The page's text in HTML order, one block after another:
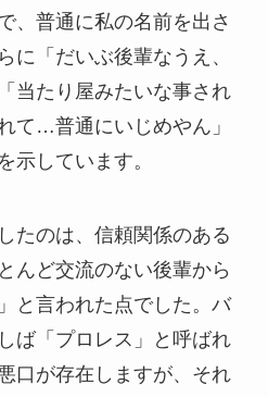
、普通に私の名前を出さ
に「だいぶ後輩なうえ、
当たり屋みたいな事され
て…普通にいじめやん」
示しています。
たのは、信頼関係のある
んど交流のない後輩から
と言われた点でした。バ
ば「プロレス」と呼ばれ
口が存在しますが、それ